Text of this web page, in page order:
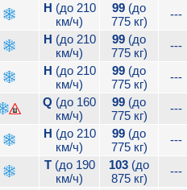
H (до 210
км/ч)
99 (до
775 кг)
---
H (до 210
км/ч)
99 (до
775 кг)
---
H (до 210
км/ч)
99 (до
775 кг)
---
Q (до 160
км/ч)
99 (до
775 кг)
---
H (до 210
км/ч)
99 (до
775 кг)
---
T(до 190
км/ч)
103 (до
875 кг)
---